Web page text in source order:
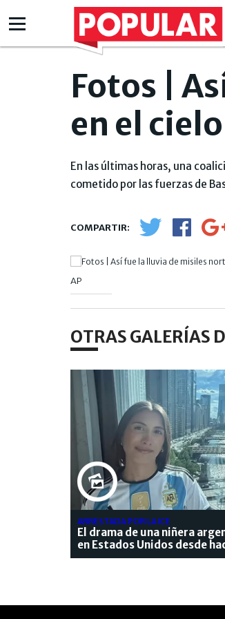
Fotos |
en el
En las últimas horas, una
cometido por las fuerzas de
AP
OTRAS GALERÍAS
ARRESTADA POR LA ICE
El drama de una niñera
en Estados Unidos desde